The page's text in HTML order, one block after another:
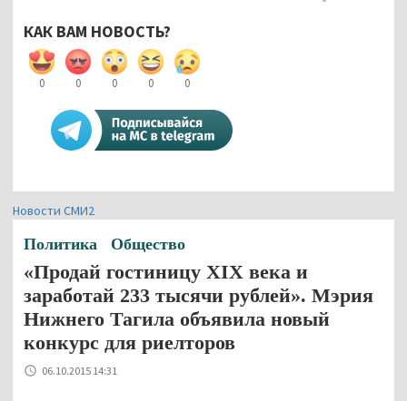
КАК ВАМ НОВОСТЬ?
0 0 0 0 0
Новости СМИ2
Политика Общество
«Продай гостиницу XIX века и
заработай 233 тысячи рублей». Мэрия
Нижнего Тагила объявила новый
конкурс для риелторов
06.10.2015 14:31